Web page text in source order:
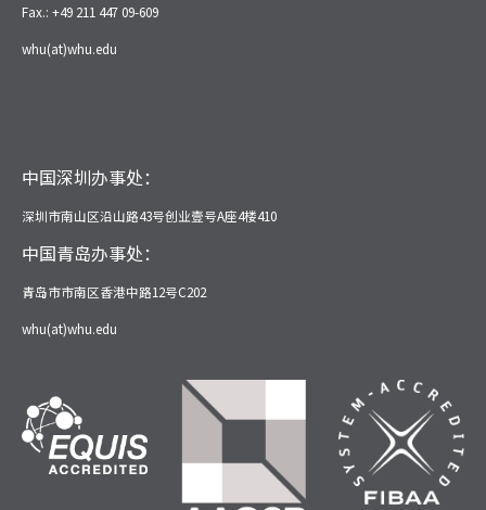
Fax.: +49 211 447 09-609
whu(at)whu.edu
中国深圳办事处：
深圳市南山区沿山路43号创业壹号A座4楼410
中国青岛办事处：
青岛市市南区香港中路12号C202
whu(at)whu.edu